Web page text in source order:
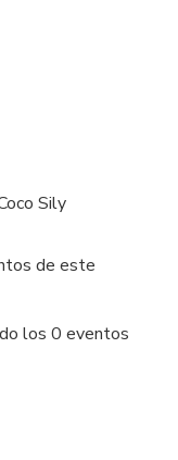
Sily
de este
los 0 eventos